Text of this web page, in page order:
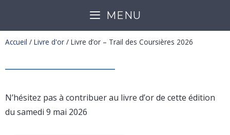
MENU
Accueil / Livre d'or / Livre d’or – Trail des Coursières 2026
N’hésitez pas à contribuer au livre d’or de cette édition
du samedi 9 mai 2026